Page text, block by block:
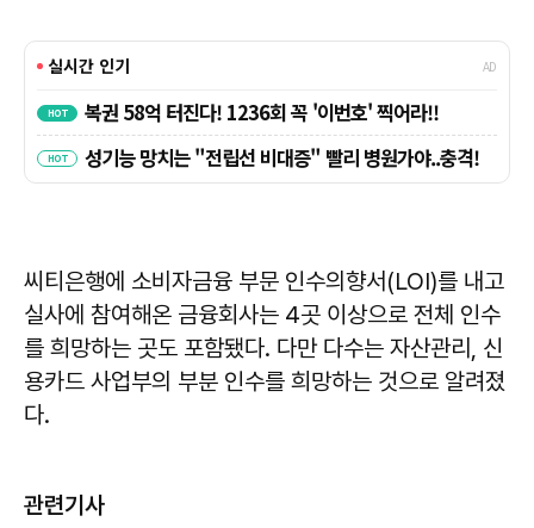
씨티은행에 소비자금융 부문 인수의향서(LOI)를 내고
실사에 참여해온 금융회사는 4곳 이상으로 전체 인수
를 희망하는 곳도 포함됐다. 다만 다수는 자산관리, 신
용카드 사업부의 부분 인수를 희망하는 것으로 알려졌
다.
관련기사